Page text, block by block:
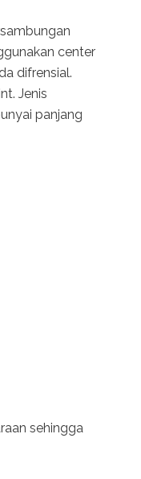
center
difrensial.
Jenis
panjang
sehingga